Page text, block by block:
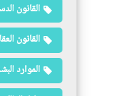
القانون
القانون
الموارد